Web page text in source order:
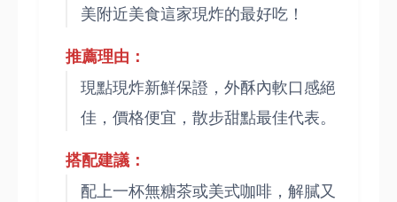
美附近美食這家現炸的最好吃！
推薦理由：
現點現炸新鮮保證，外酥內軟口感絕
佳，價格便宜，散步甜點最佳代表。
搭配建議：
配上一杯無糖茶或美式咖啡，解膩又